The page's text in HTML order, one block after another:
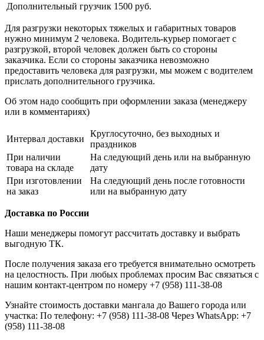
Дополнительный грузчик 1500 руб.
Для разгрузки некоторых тяжелых и габаритных товаров
нужно минимум 2 человека. Водитель-курьер помогает с
разгрузкой, второй человек должен быть со стороны
заказчика. Если со стороны заказчика невозможно
предоставить человека для разгрузки, мы можем с водителем
прислать дополнительного грузчика.
Об этом надо сообщить при оформлении заказа (менеджеру
или в комментариях)
Интервал доставки
Круглосуточно, без выходных и
праздников
При наличии
товара на складе
На следующий день или на выбранную
дату
При изготовлении
на заказ
На следующий день после готовности
или на выбранную дату
Доставка по России
Наши менеджеры помогут рассчитать доставку и выбрать
выгодную ТК.
После получения заказа его требуется внимательно осмотреть
на целостность. При любых проблемах просим Вас связаться с
нашим контакт-центром по номеру +7 (958) 111-38-08
Узнайте стоимость доставки мангала до Вашего города или
участка: По телефону: +7 (958) 111-38-08 Через WhatsApp: +7
(958) 111-38-08